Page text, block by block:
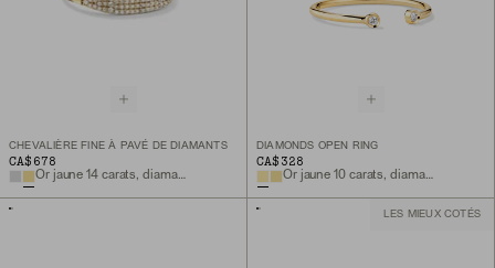
CHEVALIÈRE FINE À PAVÉ DE DIAMANTS
CA$678
Or jaune 14 carats, diamant naturel
DIAMONDS OPEN RING
CA$328
Or jaune 10 carats, diamant naturel
LES MIEUX COTÉS